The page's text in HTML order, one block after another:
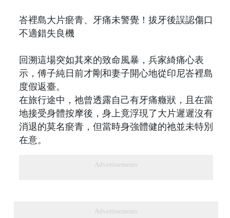
峇裡島大片瘀青、牙痛未警覺！拔牙後誤認傷口
不適錯失良機
回溯這場突如其來的致命風暴，兵家綺痛心表
示，傅子純日前才剛和妻子開心地從印尼峇裡島
度假返臺。
在旅行途中，祂曾透露自己有牙痛癥狀，且在當
地接受身體按摩後，身上竟浮現了大片遲遲沒有
消退的莫名瘀青，但當時身強體健的祂並未特別
在意。
Advertisements
Advertisements